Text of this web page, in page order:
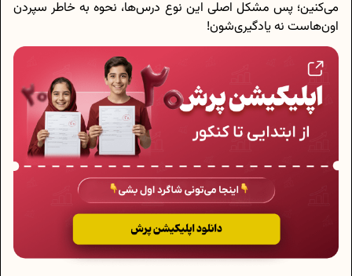
می‌کنین؛ پس مشکل اصلی این نوع درس‌ها، نحوه به خاطر سپردن
اون‌هاست نه یادگیری‌شون!